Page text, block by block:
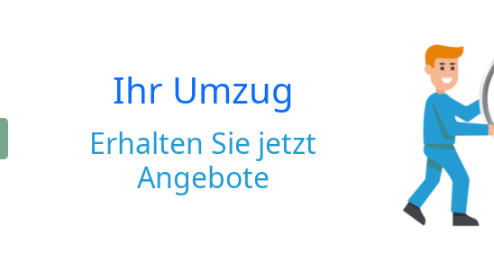
Ihr Umzug
Erhalten Sie jetzt
Angebote